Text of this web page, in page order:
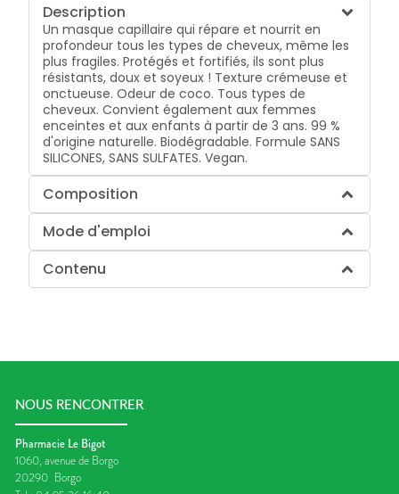
Description
Un masque capillaire qui répare et nourrit en
profondeur tous les types de cheveux, même les
plus fragiles. Protégés et fortifiés, ils sont plus
résistants, doux et soyeux ! Texture crémeuse et
onctueuse. Odeur de coco. Tous types de
cheveux. Convient également aux femmes
enceintes et aux enfants à partir de 3 ans. 99 %
d'origine naturelle. Biodégradable. Formule SANS
SILICONES, SANS SULFATES. Vegan.
Composition
Mode d'emploi
Contenu
NOUS RENCONTRER
Pharmacie Le Bigot
1060, avenue de Borgo
20290 Borgo